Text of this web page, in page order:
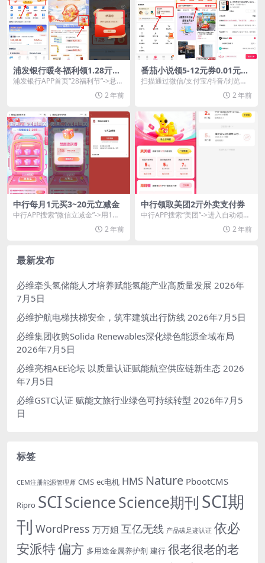
浦发银行暖冬福利领1.28亓红
包
浦发银行APP首页“28福利节”->悬浮
2 年前
番茄小说领5-12元券0.01元买
书
扫描通过微信/支付宝/抖音/浏览器
等APP扫码下方二维码->下载并安
2 年前
中行每月1元买3~20元立减金
中行APP搜索“微信立减金”->用1亓
必得3~20元立减金，每日限量2.9...
2 年前
中行领取美团2亓外卖支付券
中行APP搜索“美团”->进入自动领2
亓支付券，可以和美团红包叠加使
2 年前
最新发布
必维牵头氢储能人才培养赋能氢能产业高质量发展 2026年
7月5日
必维护航电梯扶梯安全，筑牢建筑出行防线 2026年7月5日
必维集团收购Solida Renewables深化绿色能源全域布局
2026年7月5日
必维亮相AEE论坛 以质量认证赋能航空供应链新生态 2026
年7月5日
必维GSTC认证 赋能文旅行业绿色可持续转型 2026年7月5
日
标签
CEM注册能源管理师 CMS ec电机 HMS Nature PbootCMS
Ripro SCIScienceScience期刊 SCI期
刊 WordPress 万万姐 互亿无线 产品碳足迹认证 依必
安派特偏方 多用途金属养护剂 建行 很老很老的老